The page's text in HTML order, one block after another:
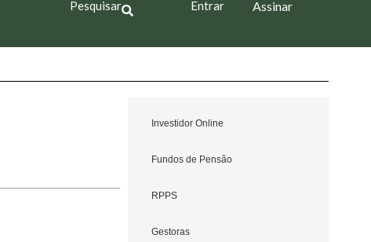
Pesquisar Entrar Assinar
Investidor Online
Fundos de Pensão
RPPS
Gestoras